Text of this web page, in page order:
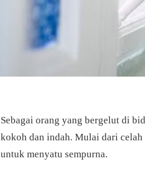
Sebagai orang yang bergelut di
kokoh dan indah. Mulai dari
untuk menyatu sempurna.